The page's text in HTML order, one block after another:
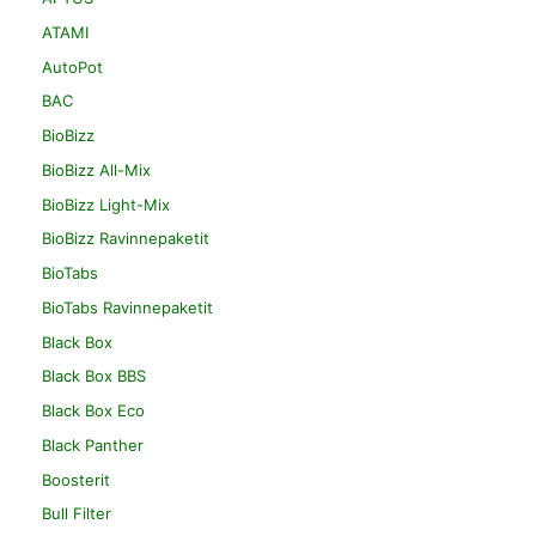
ATAMI
AutoPot
BAC
BioBizz
BioBizz All-Mix
BioBizz Light-Mix
BioBizz Ravinnepaketit
BioTabs
BioTabs Ravinnepaketit
Black Box
Black Box BBS
Black Box Eco
Black Panther
Boosterit
Bull Filter